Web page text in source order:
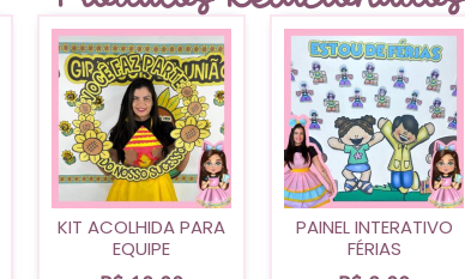
KIT ACOLHIDA PARA
EQUIPE
PAINEL INTERATIVO
FÉRIAS